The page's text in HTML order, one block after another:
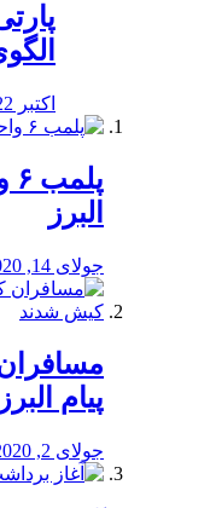
اکتبر 22, 2019
البرز
جولای 14, 2020
پیام
جولای 2, 2020